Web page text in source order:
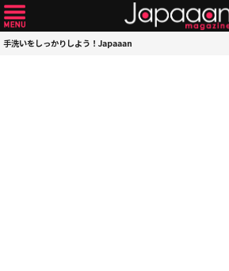
手洗いをしっかりしよう！Japaaan